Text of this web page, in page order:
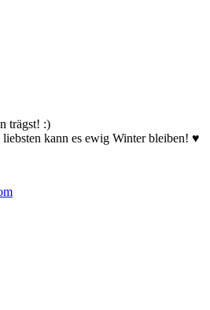
trägst! :)
kann es ewig Winter bleiben! ♥